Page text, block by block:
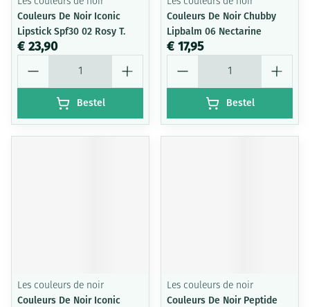
Couleurs De Noir Iconic
Lipstick Spf30 02 Rosy T.
€ 23,90
Bestel
Couleurs De Noir Chubby
Lipbalm 06 Nectarine
€ 17,95
Bestel
Les couleurs de noir
Couleurs De Noir Iconic
Les couleurs de noir
Couleurs De Noir Peptide